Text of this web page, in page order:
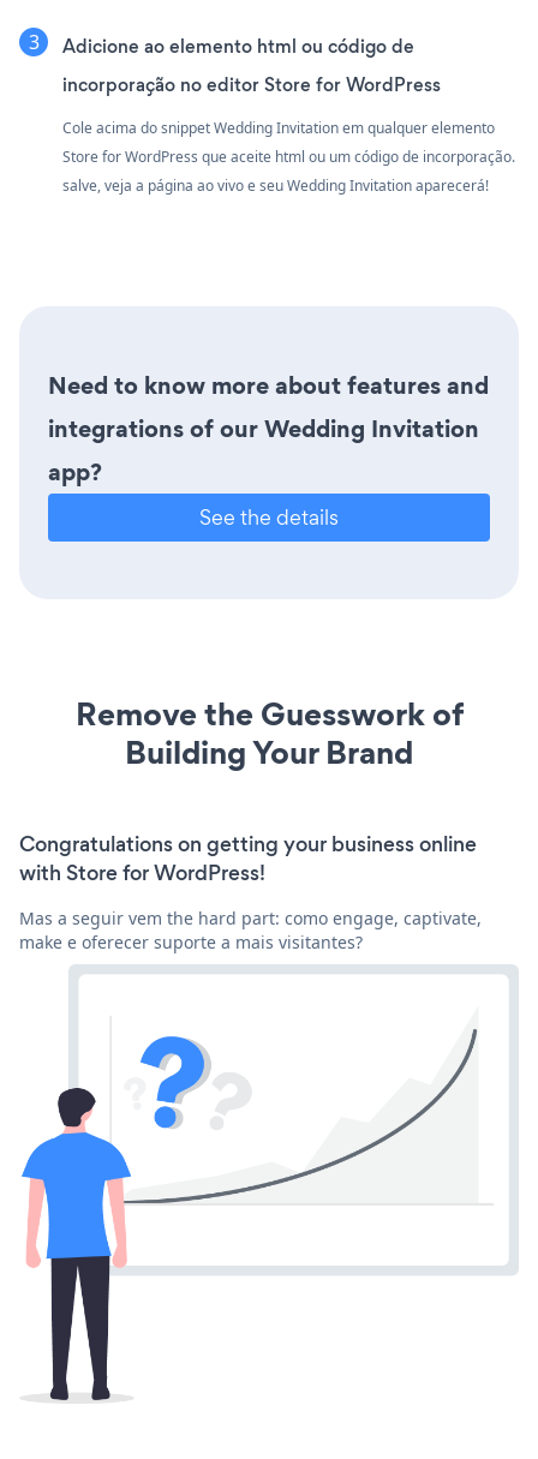
Adicione ao elemento html ou código de
incorporação no editor Store for WordPress
Cole acima do snippet Wedding Invitation em qualquer elemento
Store for WordPress que aceite html ou um código de incorporação.
salve, veja a página ao vivo e seu Wedding Invitation aparecerá!
Need to know more about features and
integrations of our Wedding Invitation
app?
See the details
Remove the Guesswork of
Building Your Brand
Congratulations on getting your business online
with Store for WordPress!
Mas a seguir vem the hard part: como engage, captivate,
make e oferecer suporte a mais visitantes?